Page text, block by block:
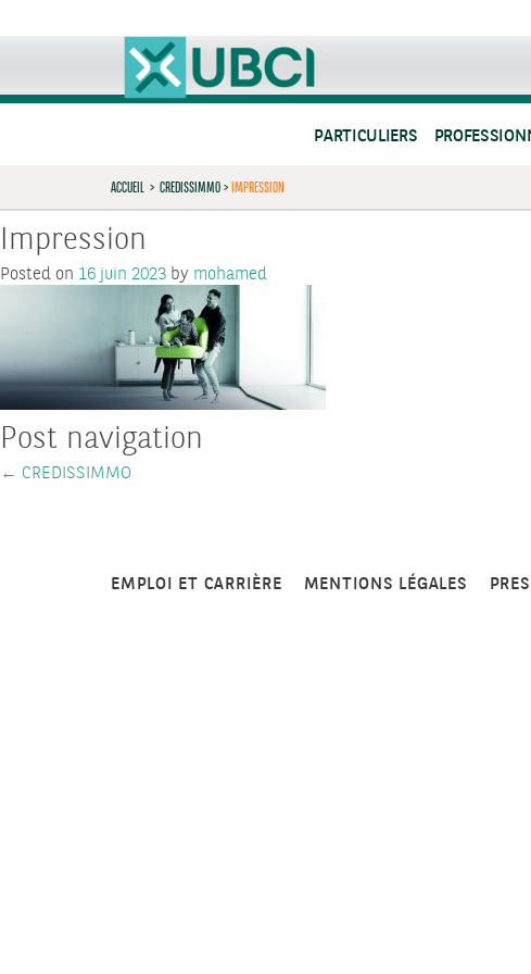
PARTICULIERS
ACCUEIL > CREDISSIMMO>IMPRESSION
Impression
Posted on 16 juin 2023 by mohamed
Post navigation
← CREDISSIMMO
EMPLOI ET CARRIÈRE MENTIONS LÉGALES